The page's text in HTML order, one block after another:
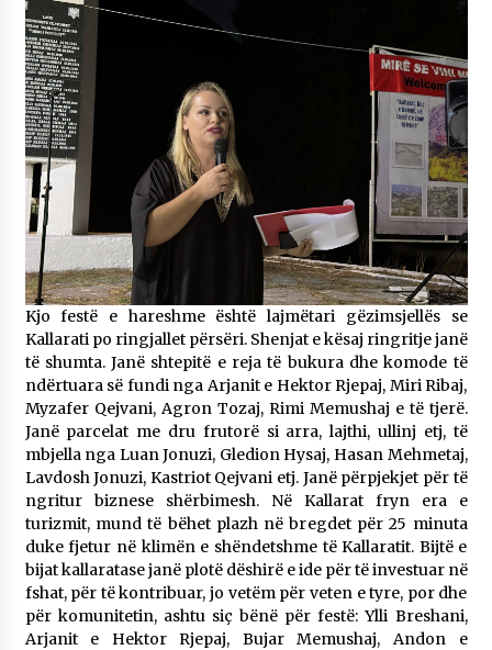
Kjo festë e hareshme është lajmëtari gëzimsjellës se
Kallarati po ringjallet përsëri. Shenjat e kësaj ringritje janë
të shumta. Janë shtepitë e reja të bukura dhe komode të
ndërtuara së fundi nga Arjanit e Hektor Rjepaj, Miri Ribaj,
Myzafer Qejvani, Agron Tozaj, Rimi Memushaj e të tjerë.
Janë parcelat me dru frutorë si arra, lajthi, ullinj etj, të
mbjella nga Luan Jonuzi, Gledion Hysaj, Hasan Mehmetaj,
Lavdosh Jonuzi, Kastriot Qejvani etj. Janë përpjekjet për të
ngritur biznese shërbimesh. Në Kallarat fryn era e
turizmit, mund të bëhet plazh në bregdet për 25 minuta
duke fjetur në klimën e shëndetshme të Kallaratit. Bijtë e
bijat kallaratase janë plotë dëshirë e ide për të investuar në
fshat, për të kontribuar, jo vetëm për veten e tyre, por dhe
për komunitetin, ashtu siç bënë për festë: Ylli Breshani,
Arjanit e Hektor Rjepaj, Bujar Memushaj, Andon e